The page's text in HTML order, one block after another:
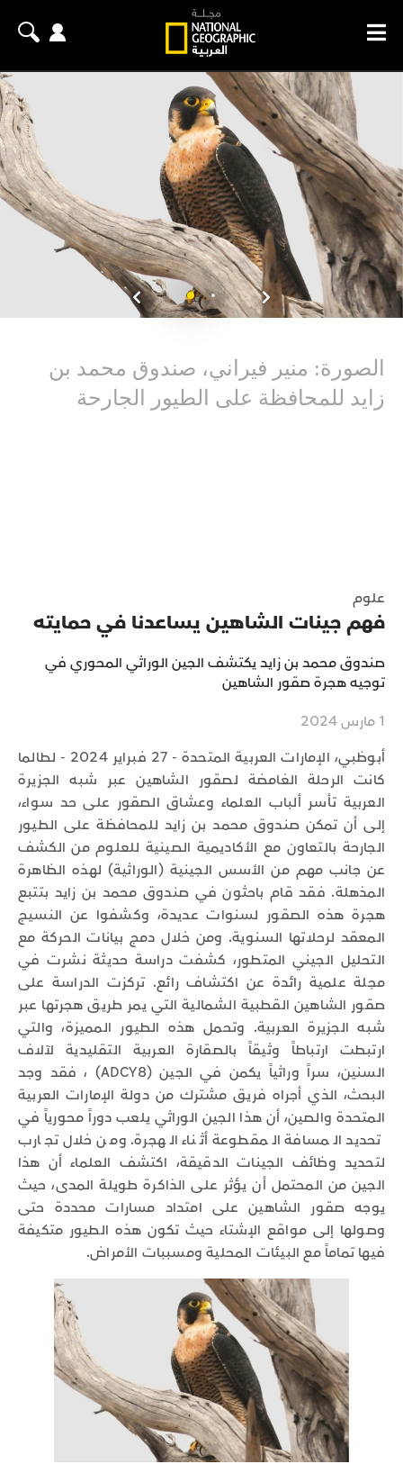
الصورة: منير فيراني، صندوق محمد بن
زايد للمحافظة على الطيور الجارحة
علوم
فهم جينات الشاهين يساعدنا في حمايته
صندوق محمد بن زايد يكتشف الجين الوراثي المحوري في
توجيه هجرة صقور الشاهين
1 مارس 2024
أبوظبي، الإمارات العربية المتحدة - 27 فبراير 2024 - لطالما
كانت الرحلة الغامضة لصقور الشاهين عبر شبه الجزيرة
العربية تأسر ألباب العلماء وعشاق الصقور على حد سواء،
إلى أن تمكن صندوق محمد بن زايد للمحافظة على الطيور
الجارحة بالتعاون مع الأكاديمية الصينية للعلوم من الكشف
عن جانب مهم من الأسس الجينية (الوراثية) لهذه الظاهرة
المذهلة. فقد قام باحثون في صندوق محمد بن زايد بتتبع
هجرة هذه الصقور لسنوات عديدة، وكشفوا عن النسيج
المعقد لرحلاتها السنوية. ومن خلال دمج بيانات الحركة مع
التحليل الجيني المتطور، كشفت دراسة حديثة نشرت في
مجلة علمية رائدة عن اكتشاف رائع. تركزت الدراسة على
صقور الشاهين القطبية الشمالية التي يمر طريق هجرتها عبر
شبه الجزيرة العربية. وتحمل هذه الطيور المميزة، والتي
ارتبطت ارتباطاً وثيقاً بالصقارة العربية التقليدية لآلاف
السنين، سراً وراثياً يكمن في الجين (ADCY8) ، فقد وجد
البحث، الذي أجراه فريق مشترك من دولة الإمارات العربية
المتحدة والصين، أن هذا الجين الوراثي يلعب دوراً محورياً في
تحديد المسافة المقطوعة أثناء الهجرة. ومن خلال تجارب
لتحديد وظائف الجينات الدقيقة، اكتشف العلماء أن هذا
الجين من المحتمل أن يؤثر على الذاكرة طويلة المدى، حيث
يوجه صقور الشاهين على امتداد مسارات محددة حتى
وصولها إلى مواقع الإشتاء حيث تكون هذه الطيور متكيفة
فيها تماماً مع البيئات المحلية ومسببات الأمراض.